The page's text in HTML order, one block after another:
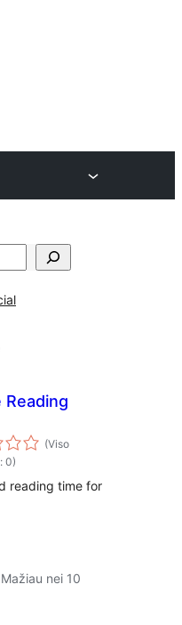
(Viso
0)
reading time for
nei 10